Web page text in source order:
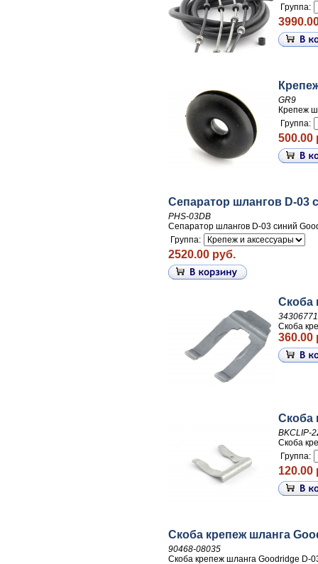
Группа:
GR9
Крепеж
Группа:
500.00
Сепаратор шлангов D-03
PHS-03DB
Сепаратор шлангов D-03 синий
Группа:
2520.00 руб.
Скоба
Скоба
360.00
Скоба
BKCLIP-
Скоба
Группа:
120.00
Скоба крепеж шланга
90468-08035
Скоба крепеж шланга Goodridge D-